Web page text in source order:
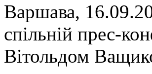
Варшава,
спільній прес-
Вітольдом